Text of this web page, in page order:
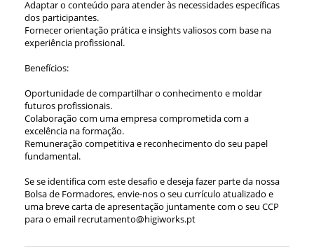
Adaptar o conteúdo para atender às necessidades específicas
dos participantes.
Fornecer orientação prática e insights valiosos com base na
experiência profissional.
Benefícios:
Oportunidade de compartilhar o conhecimento e moldar
futuros profissionais.
Colaboração com uma empresa comprometida com a
excelência na formação.
Remuneração competitiva e reconhecimento do seu papel
fundamental.
Se se identifica com este desafio e deseja fazer parte da nossa
Bolsa de Formadores, envie-nos o seu currículo atualizado e
uma breve carta de apresentação juntamente com o seu CCP
para o email recrutamento@higiworks.pt